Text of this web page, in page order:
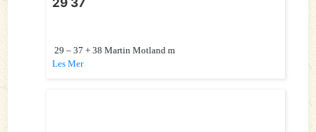
29 – 37 + 38 Martin Motland m
Les Mer